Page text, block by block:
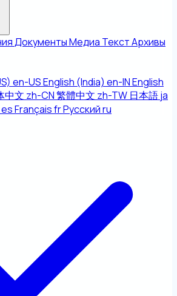
ДокументыМедиа ТекстАрхивы
en-USEnglish (India) en-INEnglish
中文 zh-CN繁體中文 zh-TW 日本語ja
esFrançaisfrРусскийru